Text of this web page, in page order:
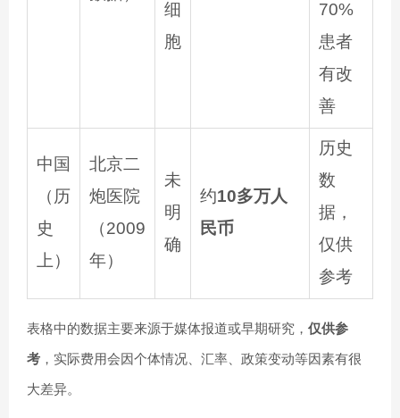
细
胞
70%
患者
有改
善
中国
（历
史
上）
北京二
炮医院
（2009
年）
未
明
确
约10多万人
民币
历史
数
据，
仅供
参考
表格中的数据主要来源于媒体报道或早期研究， 仅供参
考 ，实际费用会因个体情况、汇率、政策变动等因素有很
大差异。